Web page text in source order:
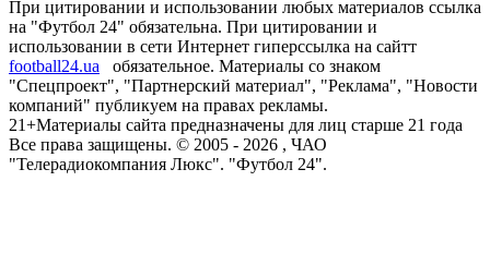
При цитировании и использовании любых материалов ссылка
на "Футбол 24" обязательна. При цитировании и
использовании в сети Интернет гиперссылка на сайтт
football24.ua
обязательное. Материалы со знаком
"Спецпроект", "Партнерский материал", "Реклама", "Новости
компаний" публикуем на правах рекламы.
21+Материалы сайта предназначены для лиц старше 21 года
Все права защищены. © 2005 - 2026 , ЧАО
"Телерадиокомпания Люкс". "Футбол 24".